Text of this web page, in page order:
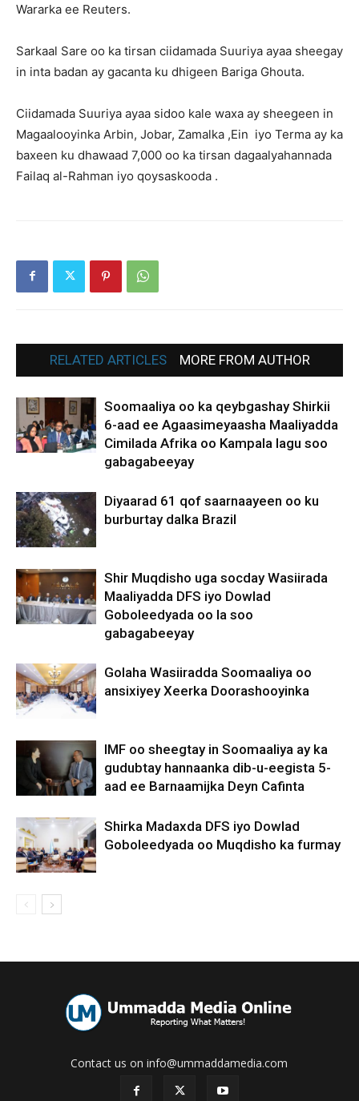
Wararka ee Reuters.
Sarkaal Sare oo ka tirsan ciidamada Suuriya ayaa sheegay
in inta badan ay gacanta ku dhigeen Bariga Ghouta.
Ciidamada Suuriya ayaa sidoo kale waxa ay sheegeen in
Magaalooyinka Arbin, Jobar, Zamalka ,Ein iyo Terma ay ka
baxeen ku dhawaad ​​7,000 oo ka tirsan dagaalyahannada
Failaq al-Rahman iyo qoysaskooda .
RELATED ARTICLES MORE FROM AUTHOR
Soomaaliya oo ka qeybgashay Shirkii
6-aad ee Agaasimeyaasha Maaliyadda
Cimilada Afrika oo Kampala lagu soo
gabagabeeyay
Diyaarad 61 qof saarnaayeen oo ku
burburtay dalka Brazil
Shir Muqdisho uga socday Wasiirada
Maaliyadda DFS iyo Dowlad
Goboleedyada oo la soo
gabagabeeyay
Golaha Wasiiradda Soomaaliya oo
ansixiyey Xeerka Doorashooyinka
IMF oo sheegtay in Soomaaliya ay ka
gudubtay hannaanka dib-u-eegista 5-
aad ee Barnaamijka Deyn Cafinta
Shirka Madaxda DFS iyo Dowlad
Goboleedyada oo Muqdisho ka furmay
Contact us on info@ummaddamedia.com